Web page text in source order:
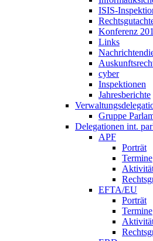
ISIS-
Konferenz
Links
cyber
Inspektionen
Jahresberichte
Gruppe
Delegationen int.
APF
Porträt
Termine
EFTA/EU
Porträt
Termine